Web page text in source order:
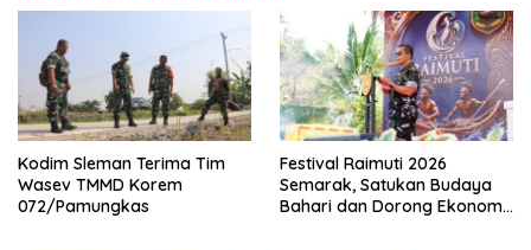
Kodim Sleman Terima Tim
Wasev TMMD Korem
072/Pamungkas
Festival Raimuti 2026
Semarak, Satukan Budaya
Bahari dan Dorong Ekonomi